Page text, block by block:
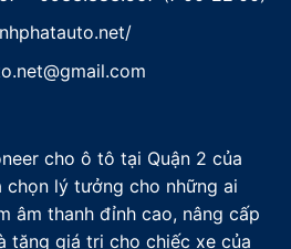
cho ô tô tại Quận 2 của
chọn lý tưởng cho những ai
âm thanh đỉnh cao, nâng cấp
tăng giá trị cho chiếc xe của